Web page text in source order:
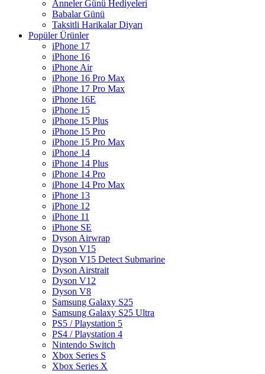
Anneler Günü Hediyeleri
Babalar Günü
Taksitli Harikalar Diyarı
Popüler Ürünler
iPhone 17
iPhone 16
iPhone Air
iPhone 16 Pro Max
iPhone 17 Pro Max
iPhone 16E
iPhone 15
iPhone 15 Plus
iPhone 15 Pro
iPhone 15 Pro Max
iPhone 14
iPhone 14 Plus
iPhone 14 Pro
iPhone 14 Pro Max
iPhone 13
iPhone 12
iPhone 11
iPhone SE
Dyson Airwrap
Dyson V15
Dyson V15 Detect Submarine
Dyson Airstrait
Dyson V12
Dyson V8
Samsung Galaxy S25
Samsung Galaxy S25 Ultra
PS5 / Playstation 5
PS4 / Playstation 4
Nintendo Switch
Xbox Series S
Xbox Series X